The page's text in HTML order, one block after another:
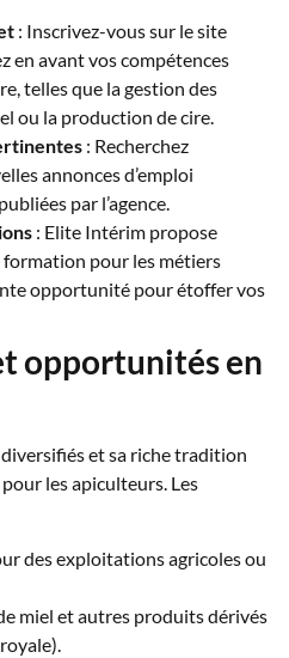
: Inscrivez-vous sur le site
en avant vos compétences
telles que la gestion des
ou la production de cire.
: Recherchez
annonces d’emploi
par l’agence.
: Elite Intérim propose
formation pour les métiers
opportunité pour étoffer vos
opportunités en
diversifiés et sa riche tradition
les apiculteurs. Les
des exploitations agricoles ou
miel et autres produits dérivés